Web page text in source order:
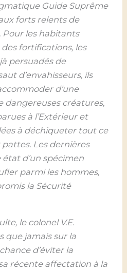
Guide Suprême
forts relents de
les habitants
fortifications, les
persuadés de
d’envahisseurs, ils
d’une
dangereuses créatures,
à l’Extérieur et
à déchiqueter tout ce
Les dernières
d’un spécimen
parmi les hommes,
la Sécurité
le colonel V.E.
que jamais sur la
d’éviter la
récente affectation à la